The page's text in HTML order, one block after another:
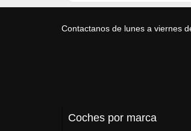
Contactanos de lunes a viernes
Coches por marca